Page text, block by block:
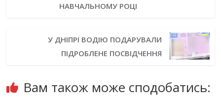
НАВЧАЛЬНОМУ РОЦІ
У ДНІПРІ ВОДІЮ ПОДАРУВАЛИ
ПІДРОБЛЕНЕ ПОСВІДЧЕННЯ
Вам також може сподобатись: